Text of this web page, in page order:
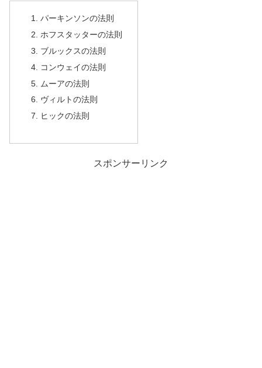
パーキンソンの法則
ホフスタッターの法則
ブルックスの法則
コンウェイの法則
ムーアの法則
ヴィルトの法則
ヒックの法則
スポンサーリンク